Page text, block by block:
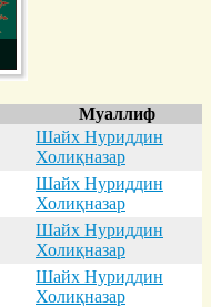
Муаллиф
Шайх Нуриддин
Холиқназар
Шайх Нуриддин
Холиқназар
Шайх Нуриддин
Холиқназар
Шайх Нуриддин
Холиқназар